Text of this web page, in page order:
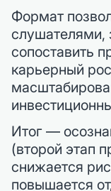
Формат
слушателями,
сопоставить
карьерный
Итог —
(второй этап
снижается
повышается